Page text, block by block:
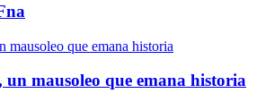
un mausoleo que emana historia